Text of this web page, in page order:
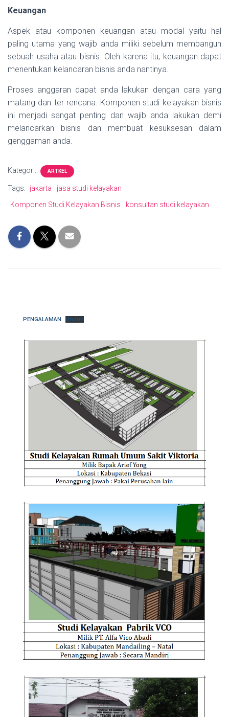
Keuangan
Aspek atau komponen keuangan atau modal yaitu hal
paling utama yang wajib anda miliki sebelum membangun
sebuah usaha atau bisnis. Oleh karena itu, keuangan dapat
menentukan kelancaran bisnis anda nantinya.
Proses anggaran dapat anda lakukan dengan cara yang
matang dan ter rencana. Komponen studi kelayakan bisnis
ini menjadi sangat penting dan wajib anda lakukan demi
melancarkan bisnis dan membuat kesuksesan dalam
genggaman anda.
Kategori: ARTKEL
Tags: jakarta
jasa studi kelayakan
Komponen Studi Kelayakan Bisnis
konsultan studi kelayakan
PENGALAMAN Unduh